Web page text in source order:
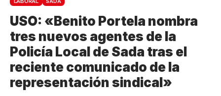
USO: «Benito Portela nombra
tres nuevos agentes de la
Policía Local de Sada tras el
reciente comunicado de la
representación sindical»